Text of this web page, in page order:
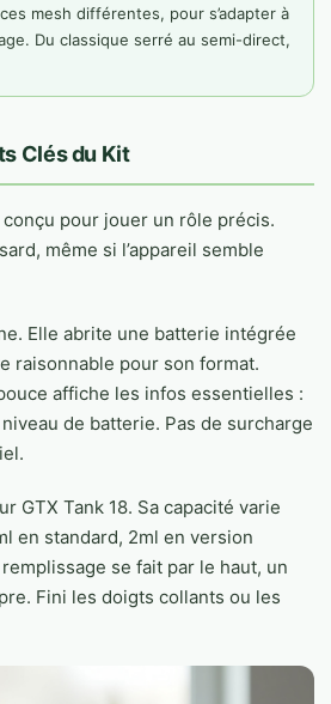
mesh différentes, pour s’adapter à
Du classique serré au semi-direct,
Clés du Kit
pour jouer un rôle précis.
même si l’appareil semble
Elle abrite une batterie intégrée
raisonnable pour son format.
affiche les infos essentielles :
de batterie. Pas de surcharge
GTX Tank 18. Sa capacité varie
en standard, 2ml en version
se fait par le haut, un
Fini les doigts collants ou les